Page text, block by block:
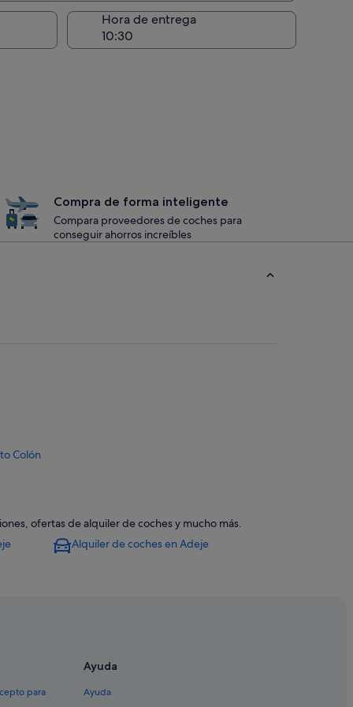
Hora de entrega
Compra de forma inteligente
Compara proveedores de coches para
conseguir ahorros increíbles
Colón
de las Américas
ofertas de alquiler de coches y mucho más.
Alquiler de coches en Adeje
para
Ayuda
Ayuda